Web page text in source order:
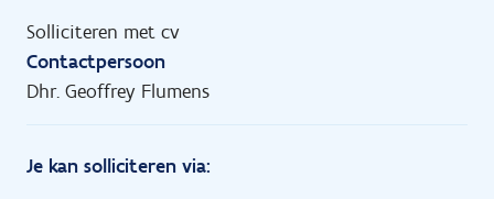
Solliciteren met cv
Contactpersoon
Dhr. Geoffrey Flumens
Je kan solliciteren via: